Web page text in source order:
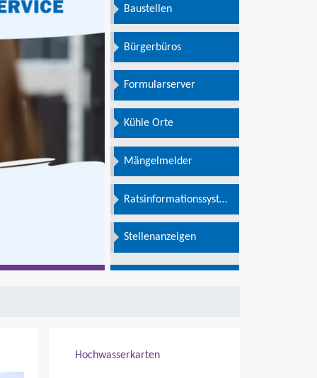
Baustellen
Bürgerbüros
Formularserver
Kühle Orte
Mängelmelder
Ratsinformationssystem
Stellenanzeigen
Hochwasserkarten